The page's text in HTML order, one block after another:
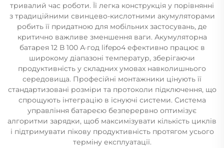
тривалий час роботи. Її легка конструкція у порівнянні
з традиційними свинцево-кислотними акумуляторами
робить її придатною для мобільних застосувань, де
критично важливе зменшення ваги. Акумуляторна
батарея 12 В 100 А·год lifepo4 ефективно працює в
широкому діапазоні температур, зберігаючи
продуктивність у складних умовах навколишнього
середовища. Професійні монтажники цінують її
стандартизовані розміри та протоколи підключення, що
спрощують інтеграцію в існуючі системи. Система
управління батареєю безперервно оптимізує
алгоритми зарядки, щоб максимізувати кількість циклів
і підтримувати пікову продуктивність протягом усього
терміну експлуатації.